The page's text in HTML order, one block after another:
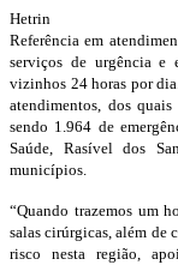
Hetrin
Referência em
serviços de urgência e
vizinhos 24 horas por
atendimentos, dos
sendo 1.964 de
Saúde, Rasível dos
municípios.
“Quando trazemos um
salas cirúrgicas, além de
risco nesta região,